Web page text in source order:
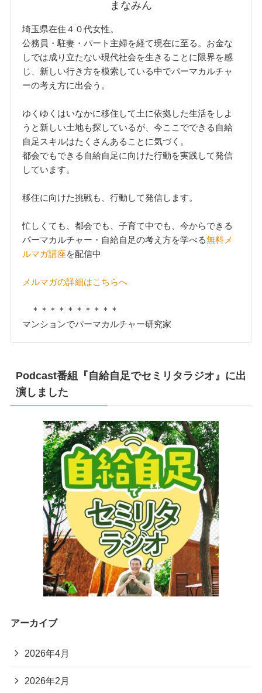
まなみん
埼玉県在住４０代女性。
公務員・駐妻・パート主婦を経て現在に至る。お金な
しでは成り立たない現代社会を生きることに限界を感
じ、新しい行き方を模索している中でパーマカルチャ
ーの考え方に出会う。
ゆくゆくはいなかに移住して土に依拠した生活をしよ
うと新しい土地も探しているが、今ここでできる自給
自足スキルはたくさんあることに気づく。
都会でもできる自給自足に向けた行動を実践して発信
しています。
移住に向けた挑戦も、行動して発信します。
忙しくても、都会でも、子育て中でも、今からできる
パーマカルチャー・自給自足の考え方を学べる無料メ
ルマガ講座を配信中
メルマガの詳細はこちらへ
＊＊＊＊＊＊＊＊＊＊
マンションでパーマカルチャー研究家
Podcast番組『自給自足でセミリタラジオ』に出
演しました
アーカイブ
2026年4月
2026年2月